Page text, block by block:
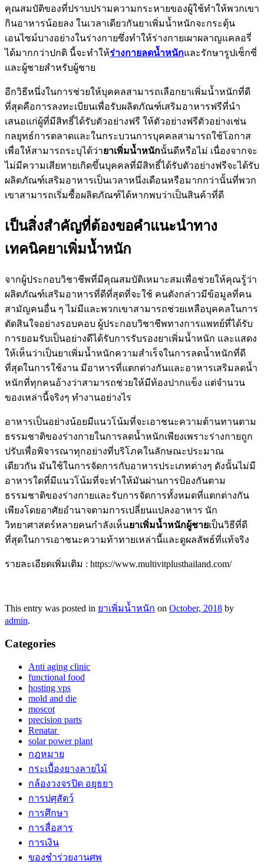
คุณสมบัติของที่ปราบปรามความกระหายของผู้ใช้ทำให้พวกเขา
กินอาหารน้อยลง ในเวลาเดียวกันยาเพิ่มน้ำหนักจะกระตุ้น
เอนไซม์บางอย่างในร่างกายซึ่งทำให้ร่างกายเผาผลาญแคลอรี่
ได้มากกว่าปกติ นี้จะทำให้ร่างกายลดน้ำหนักและรักษารูปเซ็กซี่
และผู้ชายสำหรับผู้ชาย
อีกวิธีหนึ่งในการช่วยให้บุคคลสามารถเลือกยาเพิ่มน้ำหนักที่ดี
ที่สุดคือการลงทะเบียนเพื่อรับผลิตภัณฑ์เสริมอาหารฟรีที่นำ
เสนอแก่ผู้ที่มีสิทธิ์ได้รับตัวอย่างฟรี ให้ตัวอย่างฟรีตัวอย่างเช่น
กลยุทธ์การตลาดและในกระบวนการบุคคลสามารถใช้โอกาส
เพื่อให้สามารถระบุได้ว่ายาเพิ่มน้ำหนักนั้นดีหรือไม่ เนื่องจากจะ
ไม่มีความเสียหายเกิดขึ้นบุคคลที่มีสิทธิ์ได้รับตัวอย่างฟรีจะได้รับ
ผลิตภัณฑ์เสริมอาหารเป็นเวลาหนึ่งเดือนหรือมากกว่านั้นที่พวก
เขาสามารถเริ่มซื้อผลิตภัณฑ์ได้หากพบว่าเป็นสินค้าที่ดี
เป็นสิ่งสำคัญที่ต้องขอคำแนะนำทาง
เทคนิคยาเพิ่มน้ำหนัก
จากผู้ประกอบวิชาชีพที่มีคุณสมบัติเหมาะสมเพื่อช่วยให้คุณรู้ว่า
ผลิตภัณฑ์เสริมอาหารที่ดีที่สุดที่จะใช้ คนดังกล่าวมีข้อมูลที่คน
สามัญคนอื่น ๆ ไม่มีและพวกเขาสามารถช่วยเหลือบุคคลในการ
ตัดสินใจอย่างรอบคอบ ผู้ประกอบวิชาชีพทางการแพทย์ที่ได้รับ
การยอมรับเป็นอย่างดีได้รับการรับรองยาเพิ่มน้ำหนัก และแสดง
ให้เห็นว่าเป็นยาเพิ่มน้ำหนักความสำเร็จในการลดน้ำหนักที่ดี
ที่สุดในการใช้งาน มีอาหารที่แตกต่างกันและอาหารเสริมลดน้ำ
หนักที่ทุกคนอ้างว่าสามารถช่วยให้มีท้องปากแข็ง แต่จำนวน
ของเหล่านี้จริงๆ ทำงานอย่างไร
อาหารเป็นอย่างน้อยมีแนวโน้มที่จะเอาชนะความต้านทานตาม
ธรรมชาติของร่างกายในการลดน้ำหนักเพียงเพราะร่างกายถูก
ปรับเพื่อพิจารณาทุกอย่างที่บริโภคในลักษณะประมาณ
เดียวกัน มันใช้ในการจัดการกับอาหารประเภทต่างๆ ดังนั้นไม่มี
อาหารใดที่มีแนวโน้มที่จะทำให้มันผ่านการป้องกันตาม
ธรรมชาติของร่างกายและรับการจัดการทั้งหมดที่แตกต่างกัน
เพียงโดยอาศัยอำนาจตามการเปลี่ยนแปลงอาหาร นัก
วิทยาศาสตร์หลายคนกำลังเห็นยาเพิ่มน้ำหนักผู้ชายเป็นวิธีที่ดี
ที่สุดในการเอาชนะความท้าทายเหล่านี้และดูผลลัพธ์ที่แท้จริง
รายละเอียดเพิ่มเติม : https://www.multivitplusthailand.com/
This entry was posted in ยาเพิ่มน้ำหนัก on October, 2018 by
admin.
Categories
Anti aging clinic
functional food
hosting vps
mold and die
moscot
precision parts
Renatar
solar power plant
กฎหมาย
กระเบื้องยางลายไม้
กล้องวงจรปิด อยุธยา
การปศุสัตว์
การศึกษา
การสื่อสาร
การเงิน
ของชำร่วยงานศพ